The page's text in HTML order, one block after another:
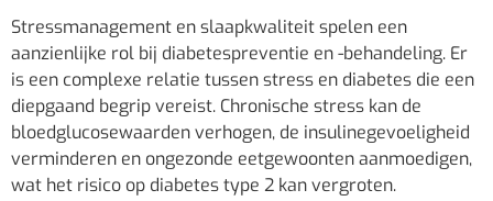
Stressmanagement en slaapkwaliteit spelen een
aanzienlijke rol bij diabetespreventie en -behandeling. Er
is een complexe relatie tussen stress en diabetes die een
diepgaand begrip vereist. Chronische stress kan de
bloedglucosewaarden verhogen, de insulinegevoeligheid
verminderen en ongezonde eetgewoonten aanmoedigen,
wat het risico op diabetes type 2 kan vergroten.